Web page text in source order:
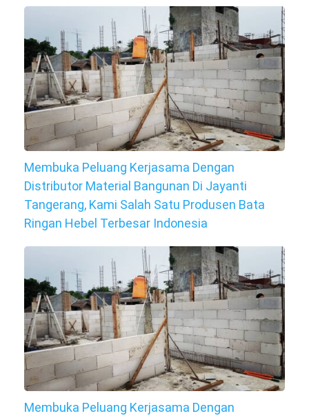
Membuka Peluang Kerjasama Dengan
Distributor Material Bangunan Di Jayanti
Tangerang, Kami Salah Satu Produsen Bata
Ringan Hebel Terbesar Indonesia
Membuka Peluang Kerjasama Dengan